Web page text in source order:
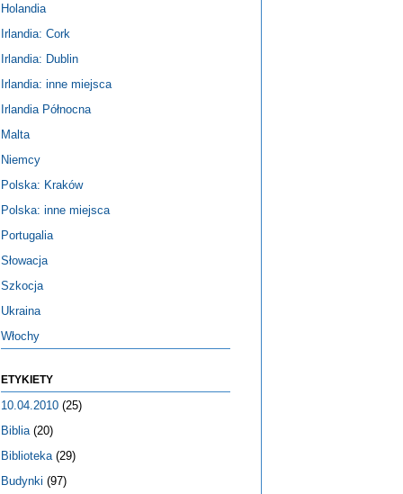
Holandia
Irlandia: Cork
Irlandia: Dublin
Irlandia: inne miejsca
Irlandia Północna
Malta
Niemcy
Polska: Kraków
Polska: inne miejsca
Portugalia
Słowacja
Szkocja
Ukraina
Włochy
ETYKIETY
10.04.2010 (25)
Biblia (20)
Biblioteka (29)
Budynki (97)